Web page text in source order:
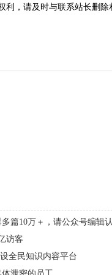
利，请及时与联系站长删除
篇10万＋，请公众号编辑
访客
全民知识内容平台